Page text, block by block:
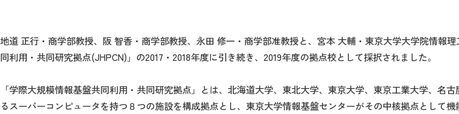
地道 正行・商学部教授、阪 智香・商学部教授、永田 修一・商学部准教授と、宮本 大輔・東京大学大学院情報
同利用・共同研究拠点(JHPCN)」の2017・2018年度に引き続き、2019年度の拠点校として採択されました。
「学際大規模情報基盤共同利用・共同研究拠点」とは、北海道大学、東北大学、東京大学、東京工業大学、名
るスーパーコンピュータを持つ８つの施設を構成拠点とし、東京大学情報基盤センターがその中核拠点として